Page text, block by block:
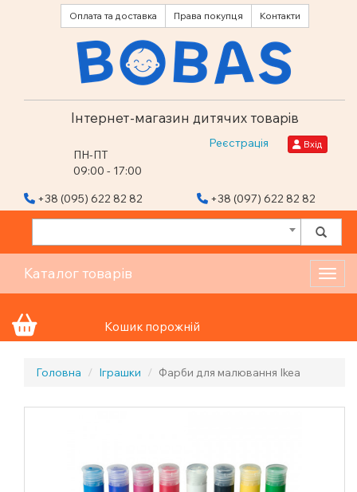
Оплата та доставка Права покупця Контакти
Інтернет-магазин дитячих товарів
ПН-ПТ
09:00 - 17:00
Реєстрація Вхід
+38 (095) 622 82 82 +38 (097) 622 82 82
Каталог товарів
Кошик порожній
Головна Іграшки Фарби для малювання Ikea